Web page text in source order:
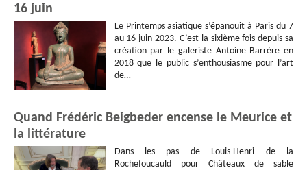
16 juin
Le Printemps asiatique s’épanouit à Paris du 7
au 16 juin 2023. C’est la sixième fois depuis sa
création par le galeriste Antoine Barrère en
2018 que le public s’enthousiasme pour l’art
de…
Quand Frédéric Beigbeder encense le Meurice et
la littérature
Dans les pas de Louis-Henri de la
Rochefoucauld pour Châteaux de sable